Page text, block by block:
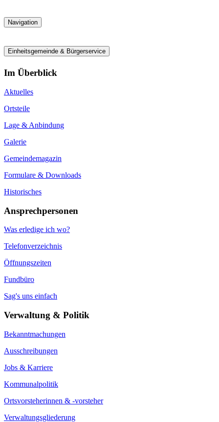
Navigation
Einheitsgemeinde & Bürgerservice
Im Überblick
Aktuelles
Ortsteile
Lage & Anbindung
Galerie
Gemeindemagazin
Formulare & Downloads
Historisches
Ansprechpersonen
Was erledige ich wo?
Telefonverzeichnis
Öffnungszeiten
Fundbüro
Sag's uns einfach
Verwaltung & Politik
Bekanntmachungen
Ausschreibungen
Jobs & Karriere
Kommunalpolitik
Ortsvorsteherinnen & -vorsteher
Verwaltungsgliederung